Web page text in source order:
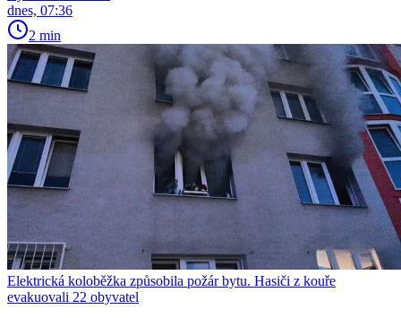
dnes, 07:36
2 min
Elektrická koloběžka způsobila požár bytu. Hasiči z kouře
evakuovali 22 obyvatel